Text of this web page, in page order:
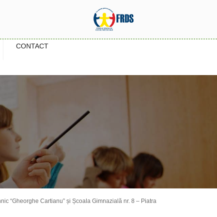
CONTACT
“Gheorghe Cartianu” și Școala Gimnazială nr. 8 – Piatra